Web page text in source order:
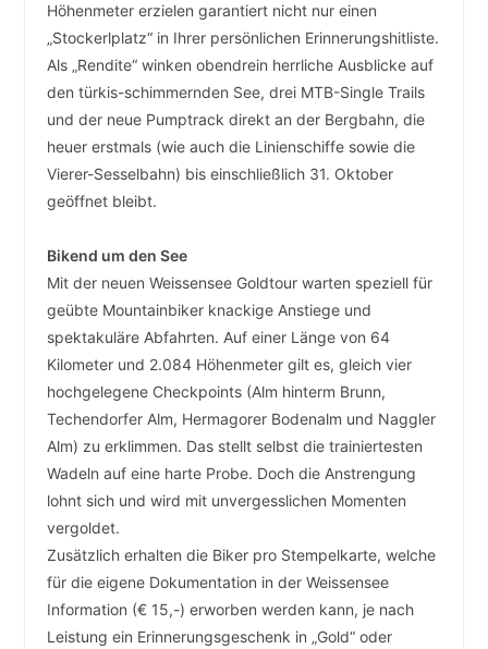
Höhenmeter erzielen garantiert nicht nur einen
„Stockerlplatz“ in Ihrer persönlichen Erinnerungshitliste.
Als „Rendite“ winken obendrein herrliche Ausblicke auf
den türkis-schimmernden See, drei MTB-Single Trails
und der neue Pumptrack direkt an der Bergbahn, die
heuer erstmals (wie auch die Linienschiffe sowie die
Vierer-Sesselbahn) bis einschließlich 31. Oktober
geöffnet bleibt.
Bikend um den See
Mit der neuen Weissensee Goldtour warten speziell für
geübte Mountainbiker knackige Anstiege und
spektakuläre Abfahrten. Auf einer Länge von 64
Kilometer und 2.084 Höhenmeter gilt es, gleich vier
hochgelegene Checkpoints (Alm hinterm Brunn,
Techendorfer Alm, Hermagorer Bodenalm und Naggler
Alm) zu erklimmen. Das stellt selbst die trainiertesten
Wadeln auf eine harte Probe. Doch die Anstrengung
lohnt sich und wird mit unvergesslichen Momenten
vergoldet.
Zusätzlich erhalten die Biker pro Stempelkarte, welche
für die eigene Dokumentation in der Weissensee
Information (€ 15,-) erworben werden kann, je nach
Leistung ein Erinnerungsgeschenk in „Gold“ oder